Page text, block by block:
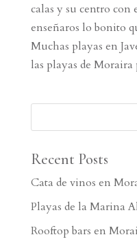
calas y su centro con
enseñaros lo bonito
Muchas playas en
las playas de
Recent Posts
Cata de vinos en
Playas de la Marina
Rooftop bars en